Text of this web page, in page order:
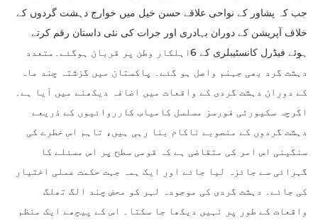
جب کہ پشاور کے نواحی علاقے حسن خیل میں خوارج دہشت گردوں کے
خلاف آپریشن کے دوران بہادری اور جرات کی نئی داستان رقم کرتے
ہوئے فیڈرل کانسٹیبلری کے 6اہلکار وطن پر قربان ہوگئے۔متعدد
دہشت گرد بھی جہنم واصل ہو گئے۔ پاکستان میں گزشتہ چند ماہ
کے دوران دہشت گردی کے واقعات میں اضافہ دیکھنے میں آیا ہے۔
اگرچہ سکیورٹی فورسز مسلسل کامیاب کارروائیوں کے ذریعے
دہشت گردوں کے منصوبے ناکام بنا رہی ہیں، تاہم اس خطرے کی
سنگینی اس امر کی متقاضی ہے کہ قومی سطح پر اس مسئلے کا
گہرائی سے جائزہ لیا جائے اور ایک ہمہ جہت حکمت عملی اختیار
کی جائے۔ دہشت گردی کی موجودہ لہر کو محض چند الگ تھلگ
واقعات کے طور پر نہیں دیکھا جا سکتا۔ اس کے پیچھے ایک منظم